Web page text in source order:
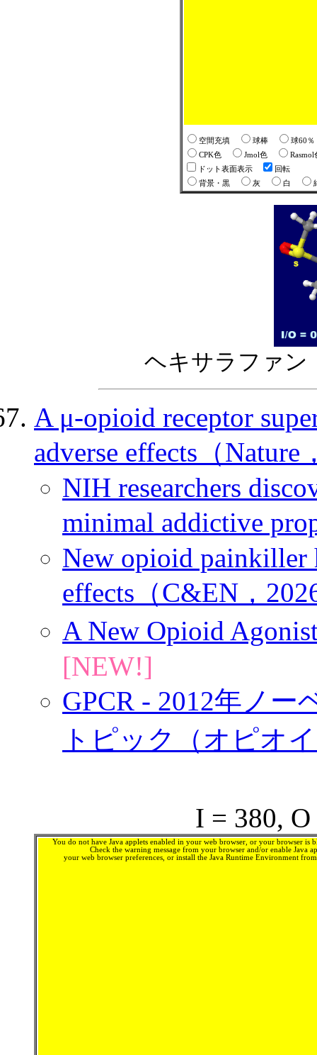
空間充填 球棒
球60
CPK色
Jmol色
Rasmol
ドット表面表示
回転
背景・黒
灰 白
ヘキサラファン
A μ-opioid receptor
adverse effects（Nature
NIH researchers
minimal addictive
New opioid painkiller
effects（C&EN，
A New Opioid
[NEW!]
GPCR - 2012年ノ
トピック（オピオ
I = 380,
You do not have Java applets enabled in your web browser, or your browser is
Check the warning message from your browser and/or enable Java
your web browser preferences, or install the Java Runtime Environment